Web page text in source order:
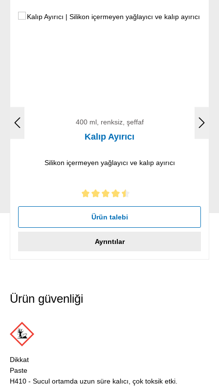
400 ml, renksiz, şeffaf
Kalıp Ayırıcı
Silikon içermeyen yağlayıcı ve kalıp ayırıcı
5 yıldız üzerinden 4.5 ortalama puanı
Ürün talebi
Ayrıntılar
Ürün güvenliği
Dikkat
Paste
H410 - Sucul ortamda uzun süre kalıcı, çok toksik etki.